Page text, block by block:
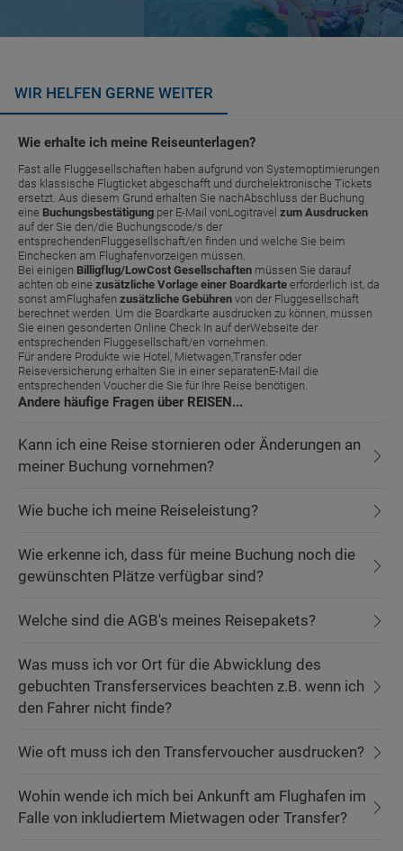
WIR HELFEN GERNE WEITER
Wie erhalte ich meine Reiseunterlagen?
Fast alle Fluggesellschaften haben aufgrund von Systemoptimierungen
das klassische Flugticket abgeschafft und durchelektronische Tickets
ersetzt. Aus diesem Grund erhalten Sie nachAbschluss der Buchung
eine Buchungsbestätigung per E-Mail vonLogitravel zum Ausdrucken
auf der Sie den/die Buchungscode/s der
entsprechendenFluggesellschaft/en finden und welche Sie beim
Einchecken am Flughafenvorzeigen müssen.
Bei einigen Billigflug/LowCost Gesellschaften müssen Sie darauf
achten ob eine zusätzliche Vorlage einer Boardkarte erforderlich ist, da
sonst amFlughafen zusätzliche Gebühren von der Fluggesellschaft
berechnet werden. Um die Boardkarte ausdrucken zu können, müssen
Sie einen gesonderten Online Check In auf derWebseite der
entsprechenden Fluggesellschaft/en vornehmen.
Für andere Produkte wie Hotel, Mietwagen,Transfer oder
Reiseversicherung erhalten Sie in einer separatenE-Mail die
entsprechenden Voucher die Sie für Ihre Reise benötigen.
Andere häufige Fragen über REISEN...
Kann ich eine Reise stornieren oder Änderungen an
meiner Buchung vornehmen?
Wie buche ich meine Reiseleistung?
Wie erkenne ich, dass für meine Buchung noch die
gewünschten Plätze verfügbar sind?
Welche sind die AGB's meines Reisepakets?
Was muss ich vor Ort für die Abwicklung des
gebuchten Transferservices beachten z.B. wenn ich
den Fahrer nicht finde?
Wie oft muss ich den Transfervoucher ausdrucken?
Wohin wende ich mich bei Ankunft am Flughafen im
Falle von inkludiertem Mietwagen oder Transfer?